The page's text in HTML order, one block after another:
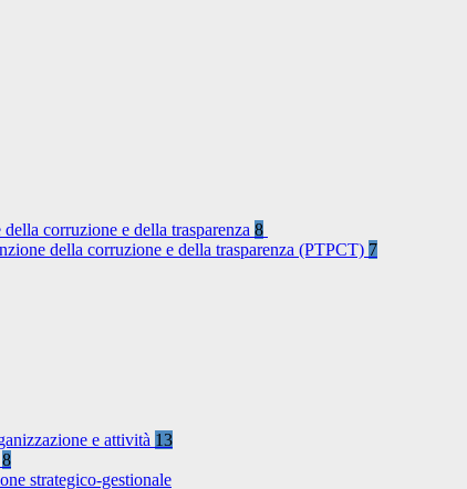
corruzione e della trasparenza 8
della corruzione e della trasparenza (PTPCT) 7
e attività 13
8
strategico-gestionale